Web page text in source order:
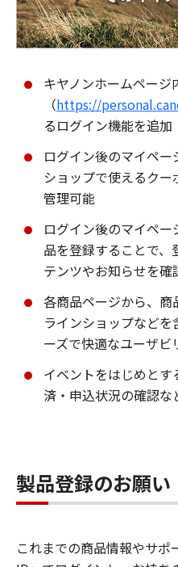
キヤノンホームペー
（https://
るログイン機能を追加
ログイン後のマイペ
ショップで使えるク
管理可能
ログイン後のマイペ
品を登録することで
テンツやお知らせを確
各商品ページから、商
ラインショップなど
ーズで快適なユーザビ
イベントをはじめと
済・申込状況の確認
製品登録のお願い
これまでの商品情報やサ